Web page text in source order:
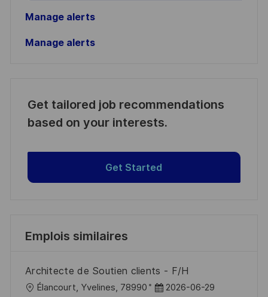
Manage alerts
Manage alerts
Get tailored job recommendations
based on your interests.
Get Started
Emplois similaires
Architecte de Soutien clients - F/H
Élancourt, Yvelines, 78990
D 2026-06-29